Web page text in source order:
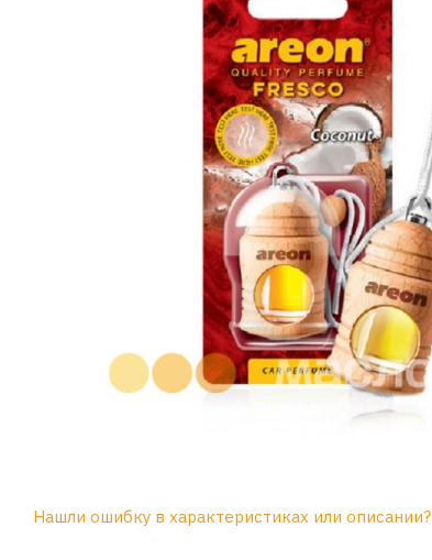
Нашли ошибку в характеристиках или описании?